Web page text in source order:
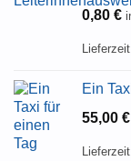
0,80 €
Ein
55,00 €